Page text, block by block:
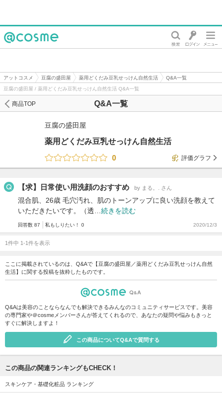
アットコスメ 豆腐の盛田屋 薬用どくだみ豆乳せっけん自然生活
Q&A一覧
豆腐の盛田屋 / 薬用どくだみ豆乳せっけん自然生活 Q&A一覧
Q&A一覧
商品TOP
豆腐の盛田屋
薬用どくだみ豆乳せっけん自然生活
0
評価グラフ
【求】日常使い用洗顔のおすすめ by まる。. さん
混合肌、26歳 毛穴汚れ、肌のトーンアップに良い洗顔を教えて
いただきたいです。（透… 続きを読む
回答数 87 私もしりたい！ 0 2020/12/3
1件中 1-1件を表示
ここに掲載されているのは、Q&Aで【豆腐の盛田屋／薬用どくだみ豆乳せっけん自然
生活】に関する投稿を抜粋したものです。
Q&Aは美容のことならなんでも解決できるみんなのコミュニティサービスです。美容
の専門家や＠cosmeメンバーさんが答えてくれるので、あなたの疑問や悩みもきっと
すぐに解決しますよ！
この商品についてQ&Aで質問する
この商品の関連ランキングもCHECK！
スキンケア・基礎化粧品 ランキング